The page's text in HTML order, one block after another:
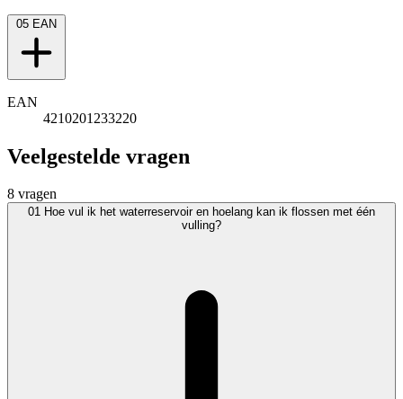
05 EAN
EAN
4210201233220
Veelgestelde vragen
8 vragen
01 Hoe vul ik het waterreservoir en hoelang kan ik flossen met één
vulling?